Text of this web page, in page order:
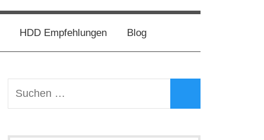
HDD Empfehlungen Blog
Suchen
nach: